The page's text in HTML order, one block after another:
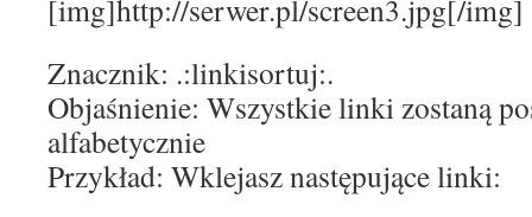
[img]http://serwer.pl/screen3.jpg[/img]
Znacznik: .:linkisortuj:.
Objaśnienie: Wszystkie linki zostaną
alfabetycznie
Przykład: Wklejasz następujące linki: